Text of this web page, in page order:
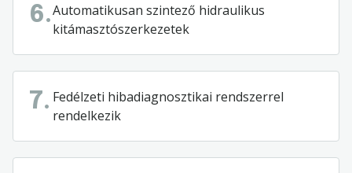
6.Automatikusan szintező hidraulikus
kitámasztószerkezetek
7. Fedélzeti hibadiagnosztikai rendszerrel
rendelkezik